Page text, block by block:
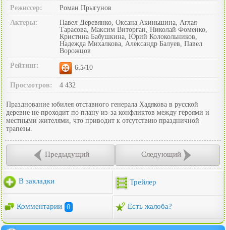
Режиссер:
Роман Прыгунов
Актеры:
Павел Деревянко, Оксана Акиньшина, Аглая
Тарасова, Максим Виторган, Николай Фоменко,
Кристина Бабушкина, Юрий Колокольников,
Надежда Михалкова, Александр Балуев, Павел
Ворожцов
Рейтинг:
6.5/10
Просмотров: 4 432
Празднование юбилея отставного генерала Хадякова в русской
деревне не проходит по плану из-за конфликтов между героями и
местными жителями, что приводит к отсутствию праздничной
трапезы.
Предыдущий Следующий
В закладки Трейлер
Комментарии 0 Есть жалоба?